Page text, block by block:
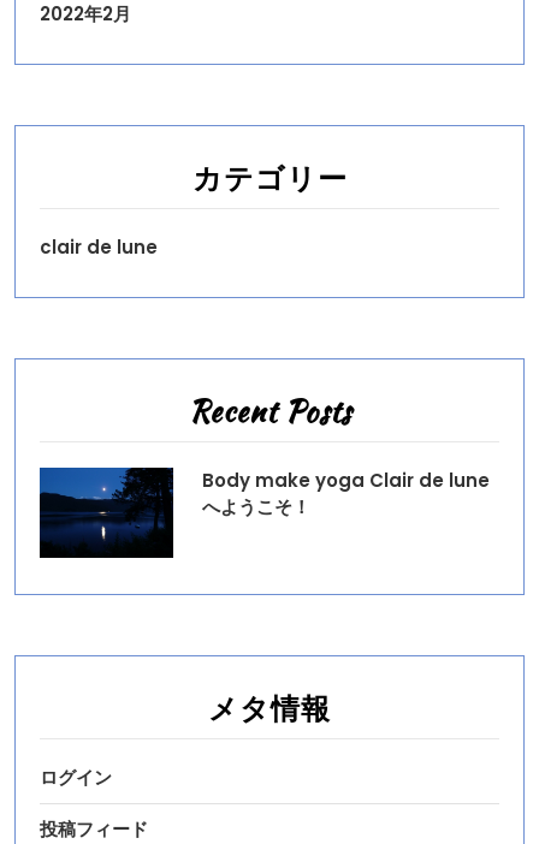
2022年2月
カテゴリー
clair de lune
Recent Posts
Body make yoga Clair de lune
へようこそ！
メタ情報
ログイン
投稿フィード